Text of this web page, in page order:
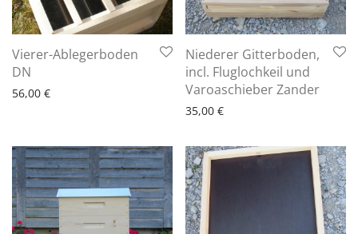
Vierer-Ablegerboden
DN
56,00 €
6 - 10 Arbeitstage
Niederer Gitterboden,
incl. Fluglochkeil und
Varoaschieber Zander
35,00 €
6 - 10 Arbeitstage